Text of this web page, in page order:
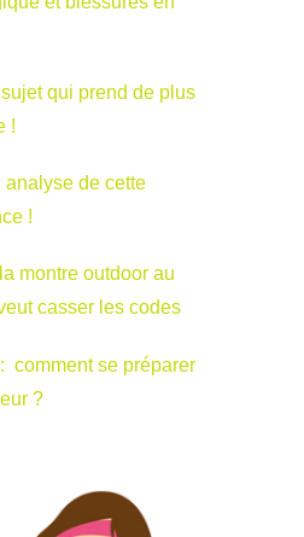
qui prend de plus
!
analyse de cette
!
montre outdoor au
casser les codes
comment se préparer
?